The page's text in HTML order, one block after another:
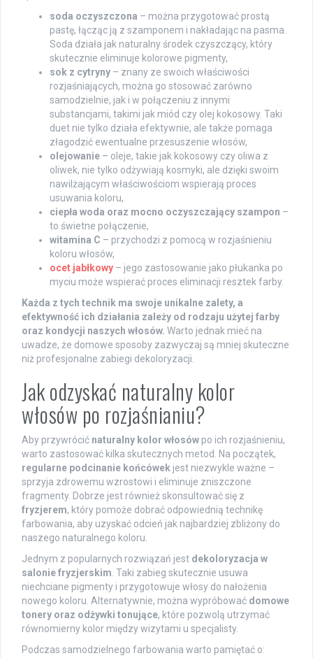
soda oczyszczona – można przygotować prostą
pastę, łącząc ją z szamponem i nakładając na pasma.
Soda działa jak naturalny środek czyszczący, który
skutecznie eliminuje kolorowe pigmenty,
sok z cytryny – znany ze swoich właściwości
rozjaśniających, można go stosować zarówno
samodzielnie, jak i w połączeniu z innymi
substancjami, takimi jak miód czy olej kokosowy. Taki
duet nie tylko działa efektywnie, ale także pomaga
złagodzić ewentualne przesuszenie włosów,
olejowanie – oleje, takie jak kokosowy czy oliwa z
oliwek, nie tylko odżywiają kosmyki, ale dzięki swoim
nawilżającym właściwościom wspierają proces
usuwania koloru,
ciepła woda oraz mocno oczyszczający szampon –
to świetne połączenie,
witamina C – przychodzi z pomocą w rozjaśnieniu
koloru włosów,
ocet jabłkowy – jego zastosowanie jako płukanka po
myciu może wspierać proces eliminacji resztek farby.
Każda z tych technik ma swoje unikalne zalety, a
efektywność ich działania zależy od rodzaju użytej farby
oraz kondycji naszych włosów. Warto jednak mieć na
uwadze, że domowe sposoby zazwyczaj są mniej skuteczne
niż profesjonalne zabiegi dekoloryzacji.
Jak odzyskać naturalny kolor
włosów po rozjaśnianiu?
Aby przywrócić naturalny kolor włosów po ich rozjaśnieniu,
warto zastosować kilka skutecznych metod. Na początek,
regularne podcinanie końcówek jest niezwykle ważne –
sprzyja zdrowemu wzrostowi i eliminuje zniszczone
fragmenty. Dobrze jest również skonsultować się z
fryzjerem, który pomoże dobrać odpowiednią technikę
farbowania, aby uzyskać odcień jak najbardziej zbliżony do
naszego naturalnego koloru.
Jednym z popularnych rozwiązań jest dekoloryzacja w
salonie fryzjerskim . Taki zabieg skutecznie usuwa
niechciane pigmenty i przygotowuje włosy do nałożenia
nowego koloru. Alternatywnie, można wypróbować domowe
tonery oraz odżywki tonujące, które pozwolą utrzymać
równomierny kolor między wizytami u specjalisty.
Podczas samodzielnego farbowania warto pamiętać o: